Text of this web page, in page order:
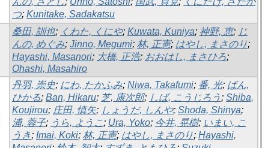
つ; Kunitake, Sadakatsu
桑田, 訓也; くわた, くにや; Kuwata, Kuniya; 神野, 恵; じ
んの, めぐみ; Jinno, Megumi; 林, 正憲; はやし, まさのり;
Hayashi, Masanori; 大橋, 正浩; おおはし, まさひろ;
Ohashi, Masahiro
丹羽, 崇史; にわ, たかふみ; Niwa, Takafumi; 番, 光; ばん,
ひかる; Ban, Hikaru; 芝, 康次郎; しば, こうじろう ; Shiba,
Koujirou; 庄田, 慎矢; しょうだ, しんや; Shoda, Shinya;
浦, 蓉子; うら, ようこ; Ura, Yoko; 今井, 晃樹; いまい, こ
うき; Imai, Koki; 林, 正憲; はやし, まさのり; Hayashi,